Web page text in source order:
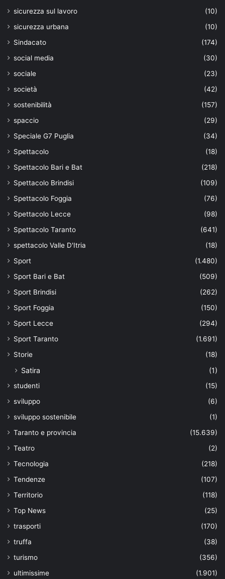
sicurezza sul lavoro
(10)
sicurezza urbana
(10)
Sindacato
(174)
social media
(30)
sociale
(23)
società
(42)
sostenibilità
(157)
spaccio
(29)
Speciale G7 Puglia
(34)
Spettacolo
(18)
Spettacolo Bari e Bat
(218)
Spettacolo Brindisi
(109)
Spettacolo Foggia
(76)
Spettacolo Lecce
(98)
Spettacolo Taranto
(641)
spettacolo Valle D'Itria
(18)
Sport
(1.480)
Sport Bari e Bat
(509)
Sport Brindisi
(262)
Sport Foggia
(150)
Sport Lecce
(294)
Sport Taranto
(1.691)
Storie
(18)
Satira (1)
studenti
(15)
sviluppo
(6)
sviluppo sostenibile
(1)
Taranto e provincia
(15.639)
Teatro
(2)
Tecnologia
(218)
Tendenze
(107)
Territorio
(118)
Top News
(25)
trasporti
(170)
truffa
(38)
turismo
(356)
ultimissime
(1.901)